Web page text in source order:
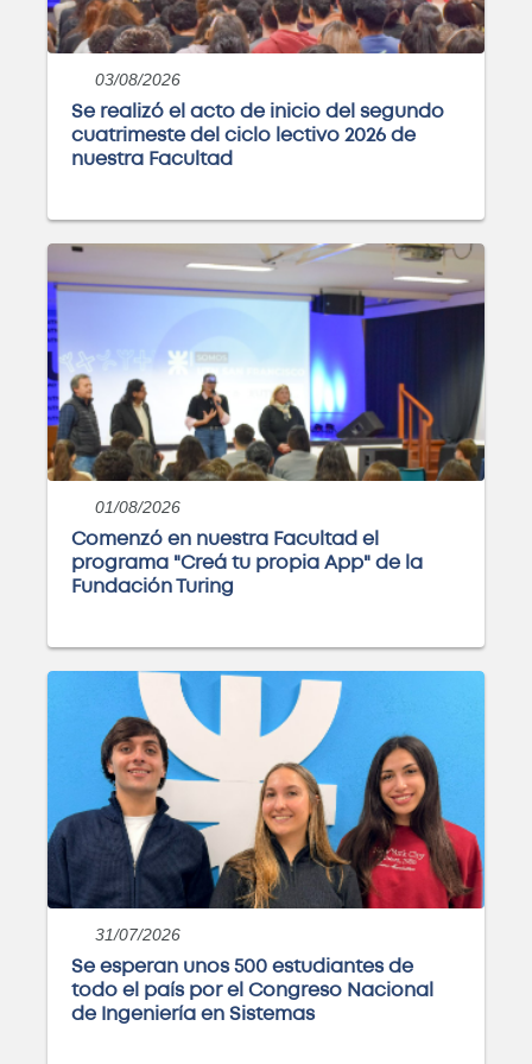
03/08/2026
Se realizó el acto de inicio del segundo
cuatrimeste del ciclo lectivo 2026 de
nuestra Facultad
01/08/2026
Comenzó en nuestra Facultad el
programa "Creá tu propia App" de la
Fundación Turing
31/07/2026
Se esperan unos 500 estudiantes de
todo el país por el Congreso Nacional
de Ingeniería en Sistemas
Ingeniería Química
Próximamente
Ingeniería en Sistemas de
Información
Próximamente
Curso: Excel básico
Próximamente
Curso: Análisis y visualización de
datos con PowerBI
Próximamente
Curso: Instalaciones eléctricas